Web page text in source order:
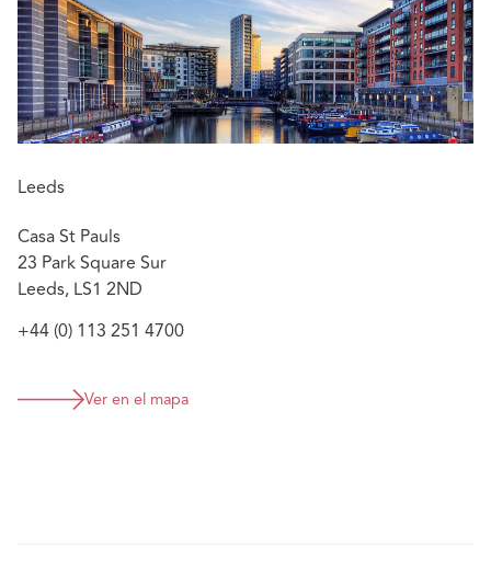
Leeds
Casa St Pauls
23 Park Square Sur
Leeds, LS1 2ND
+44 (0) 113 251 4700
Ver en el mapa